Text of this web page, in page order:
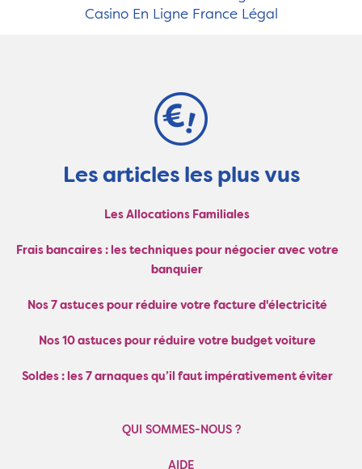
Casino En Ligne France Légal
Les articles les plus vus
Les Allocations Familiales
Frais bancaires : les techniques pour négocier avec votre
banquier
Nos 7 astuces pour réduire votre facture d'électricité
Nos 10 astuces pour réduire votre budget voiture
Soldes : les 7 arnaques qu’il faut impérativement éviter
QUI SOMMES-NOUS ?
AIDE